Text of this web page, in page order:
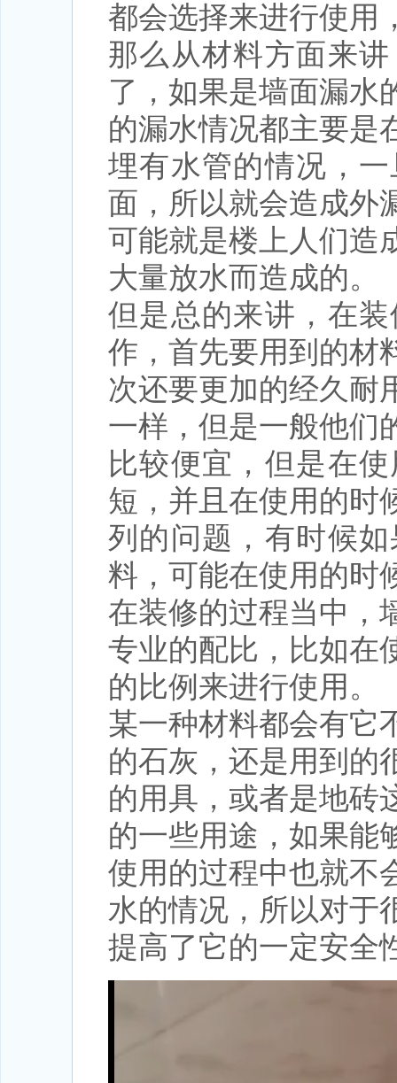
都会选择来进行使用
那么从材料方面来
了，如果是墙面漏水
的漏水情况都主要是
埋有水管的情况，
面，所以就会造成外
可能就是楼上人们造
大量放水而造成的。
但是总的来讲，在
作，首先要用到的材
次还要更加的经久耐
一样，但是一般他们
比较便宜，但是在
短，并且在使用的时
列的问题，有时候
料，可能在使用的时
在装修的过程当中，
专业的配比，比如在
的比例来进行使用。
某一种材料都会有它
的石灰，还是用到的
的用具，或者是地砖
的一些用途，如果能
使用的过程中也就不
水的情况，所以对于
提高了它的一定安全